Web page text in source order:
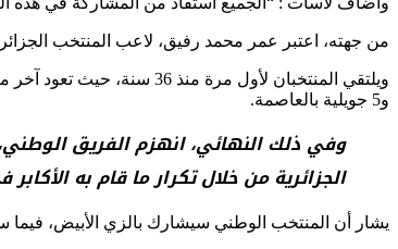
من جهته، اعتبر عمر محمد رفيق، لاعب المنتخب
و5 جويلية بالعاصمة.
الجزائرية من خلال تكرار ما قام به الأكابر في كأس
يشار أن المنتخب الوطني سيشارك بالزي الأبيض، فيما